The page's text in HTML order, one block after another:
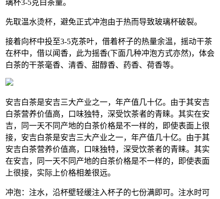
璃杯3-5克白茶量。
先取温水烫杯，避免正式冲泡由于热而导致玻璃杯破裂。
接着向杯中投至3-5克茶叶，借着杯子的热量余温，摇动干茶
在杯中，借以闻香，此为摇香(下面几种冲泡方式亦然)，体会
白茶的干茶毫香、清香、甜醇香、药香、荷香等。
安吉白茶是安吉三大产业之一，年产值几十亿。由于其安吉
白茶营养价值高，口味独特，深受饮茶者的青睐。其实在安
吉，同一天不同产地的白茶价格是不一样的，即使表面上很
接，安吉白茶是安吉三大产业之一，年产值几十亿。由于其
安吉白茶营养价值高，口味独特，深受饮茶者的青睐。其实
在安吉，同一天不同产地的白茶价格是不一样的，即使表面
上很接，实际上价格相差很远。
冲泡：注水，沿杯壁轻缓注入杯子的七份满即可。注水时可